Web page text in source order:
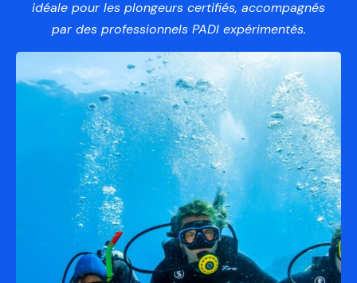
idéale pour les plongeurs certifiés, accompagnés
par des professionnels PADI expérimentés.